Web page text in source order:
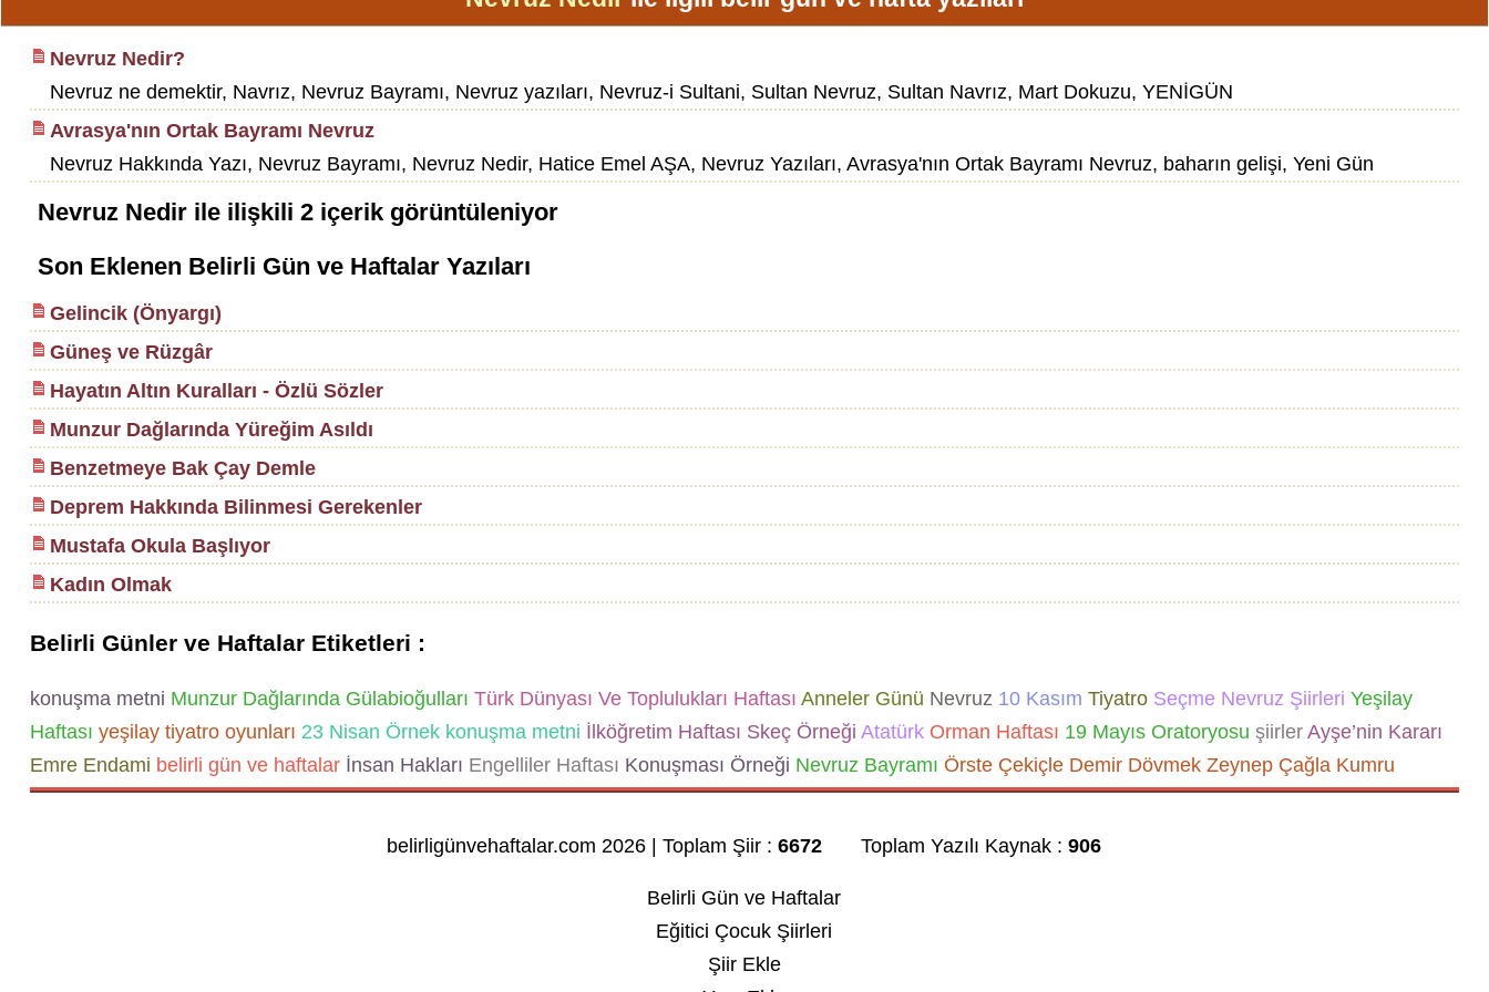
Nevruz Nedir?
Nevruz ne demektir, Navrız, Nevruz Bayramı, Nevruz yazıları, Nevruz-i Sultani, Sultan Nevruz, Sultan Navrız, Mart Dokuzu, YENİGÜN
Avrasya'nın Ortak Bayramı Nevruz
Nevruz Hakkında Yazı, Nevruz Bayramı, Nevruz Nedir, Hatice Emel AŞA, Nevruz Yazıları, Avrasya'nın Ortak Bayramı Nevruz, baharın gelişi, Yeni Gün
Nevruz Nedirile ilişkili 2içerik görüntüleniyor
Son Eklenen Belirli Gün ve Haftalar Yazıları
Gelincik (Önyargı)
Güneş ve Rüzgâr
Hayatın Altın Kuralları - Özlü Sözler
Munzur Dağlarında Yüreğim Asıldı
Benzetmeye Bak Çay Demle
Deprem Hakkında Bilinmesi Gerekenler
Mustafa Okula Başlıyor
Kadın Olmak
Belirli Günler ve Haftalar Etiketleri :
konuşma metni Munzur Dağlarında Gülabioğulları Türk Dünyası Ve Toplulukları Haftası Anneler Günü Nevruz 10 Kasım TiyatroSeçme Nevruz Şiirleri Yeşilay
Haftası yeşilay tiyatro oyunları 23 Nisan Örnek konuşma metni İlköğretim Haftası Skeç Örneği AtatürkOrman Haftası 19 Mayıs Oratoryosu şiirlerAyşe’nin Kararı
Emre Endami belirli gün ve haftalarİnsan Hakları Engelliler Haftası Konuşması Örneği Nevruz Bayramı Örste Çekiçle Demir DövmekZeynep Çağla Kumru
belirligünvehaftalar.com 2026 | Toplam Şiir :6672 Toplam Yazılı Kaynak :906
Belirli Gün ve Haftalar
Eğitici Çocuk Şiirleri
Şiir Ekle